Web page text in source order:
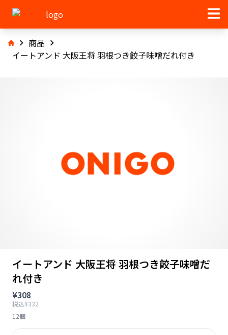
商品
イートアンド 大阪王将 羽根つき餃子味噌だれ付き
イートアンド 大阪王将 羽根つき餃子味噌だ
れ付き
¥308
税込¥332
12個